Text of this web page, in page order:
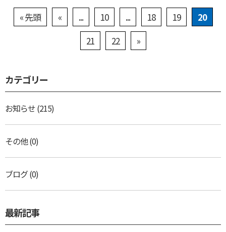
« 先頭 « ... 10 ... 18 19
20
21
22 »
カテゴリー
お知らせ(215)
その他(0)
ブログ(0)
最新記事